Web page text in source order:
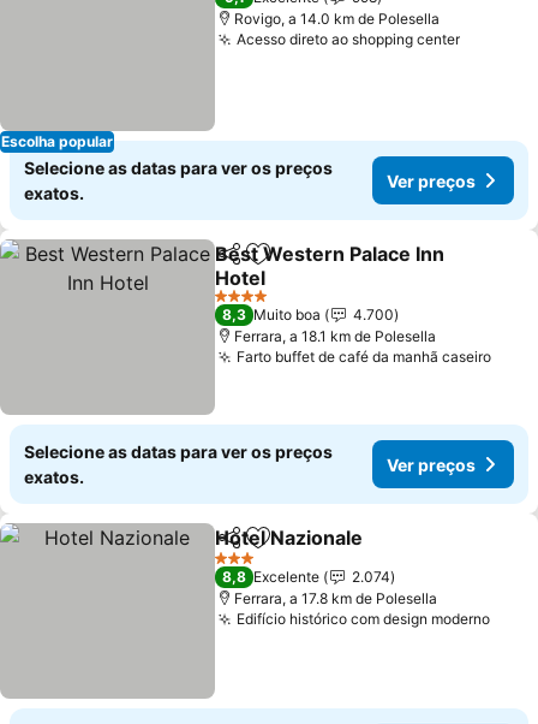
Escolha popular
Rovigo, a 14.0 km de Polesella
Acesso direto ao shopping centerVer
Selecione as datas para ver os preços
exatos.
Ver preços
PartilharAdicionar aos favoritos
Best Western Palace Inn
Hotel
Ver preços
4 Estrelas
8,3 Muito boa
4.700
Ferrara, a 18.1 km de Polesella
Farto buffet de café da manhã caseiroVer
Selecione as datas para ver os preços
exatos.
Ver preços
PartilharAdicionar aos favoritos
Hotel Nazionale
3 Estrelas
8,8 Excelente
2.074
Ferrara, a 17.8 km de Polesella
Edifício histórico com design modernoVer